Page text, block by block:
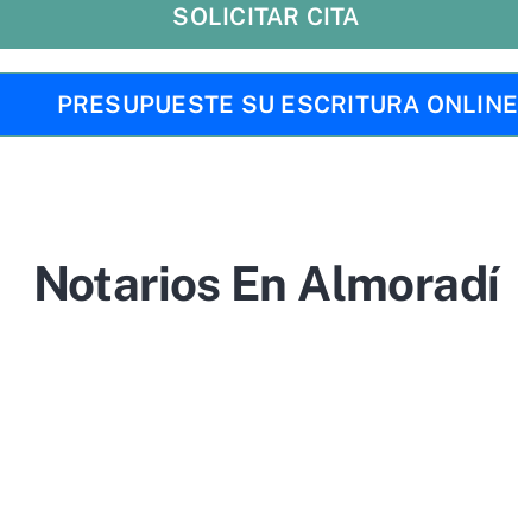
SOLICITAR CITA
PRESUPUESTE SU ESCRITURA ONLINE
Notarios En Almoradí